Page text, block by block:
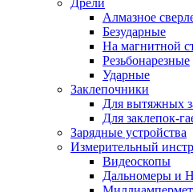
Дрели
Алмазное
Безударные
На магнитной
Резьбонарезные
Ударные
Заклепочники
Для вытяжных
Для заклепок-
Зарядные устройства
Измерительный
Видеоскопы
Дальномеры и